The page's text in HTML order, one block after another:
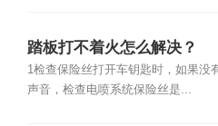
踏板打不着火怎么解决？
1检查保险丝打开车钥匙时，如果没
声音，检查电喷系统保险丝是...